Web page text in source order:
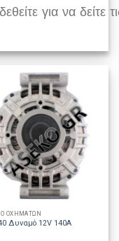
για να δείτε
ΟΧΗΜΑΤΩΝ
Δυναμό 12V 140A